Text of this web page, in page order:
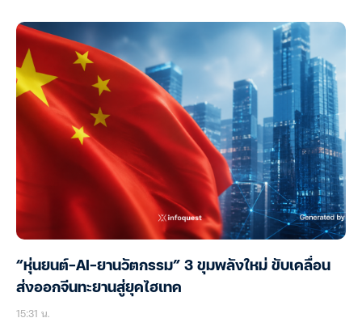
“หุ่นยนต์-AI-ยานวัตกรรม” 3 ขุมพลังใหม่ ขับเคลื่อน
ส่งออกจีนทะยานสู่ยุคไฮเทค
15:31 น.